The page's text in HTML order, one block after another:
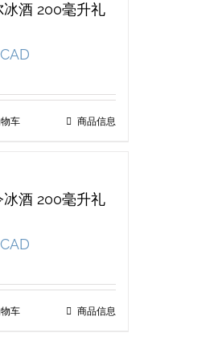
冰酒 200毫升礼
车 商品信息
冰酒 200毫升礼
车 商品信息